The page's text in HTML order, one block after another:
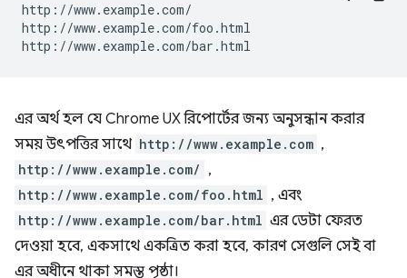
http://www.example.com/
http://www.example.com/foo.html
এর অর্থ হল যে Chrome UX রিপোর্টের জন্য অনুসন্ধান করার
সময় উৎপত্তির সাথে http://www.example.com ,
http://www.example.com/ ,
http://www.example.com/foo.html , এবং
http://www.example.com/bar.html এর ডেটা ফেরত
দেওয়া হবে, একসাথে একত্রিত করা হবে, কারণ সেগুলি সেই বা
এর অধীনে থাকা সমস্ত পৃষ্ঠা।